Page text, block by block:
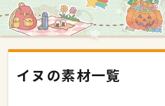
イヌの素材一覧